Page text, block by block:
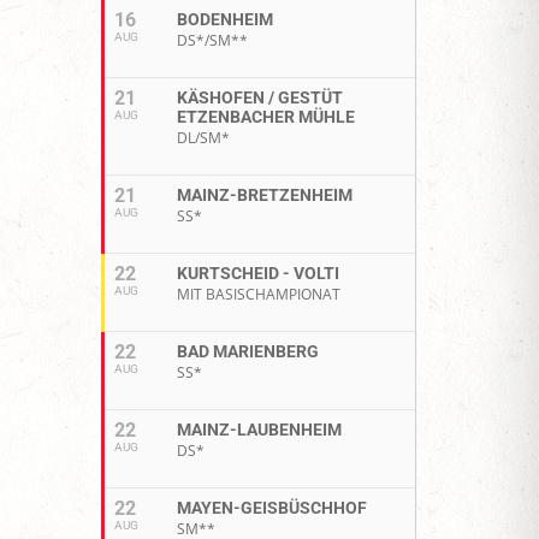
16
AUG
BODENHEIM
DS*/SM**
21
AUG
KÄSHOFEN / GESTÜT
ETZENBACHER MÜHLE
DL/SM*
21
AUG
MAINZ-BRETZENHEIM
SS*
22
AUG
KURTSCHEID - VOLTI
MIT BASISCHAMPIONAT
22
AUG
BAD MARIENBERG
SS*
22
AUG
MAINZ-LAUBENHEIM
DS*
22
AUG
MAYEN-GEISBÜSCHHOF
SM**